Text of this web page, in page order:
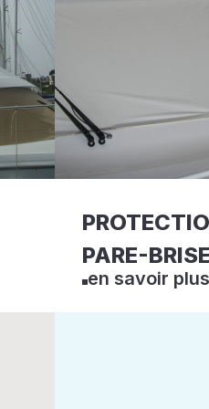
PARE-BRISE
en savoir plus